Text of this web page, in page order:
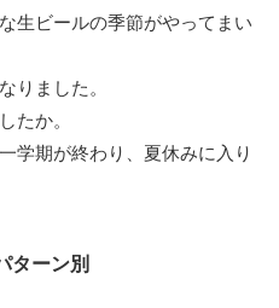
生ビールの季節がやってまい
りました。
たか。
学期が終わり、夏休みに入り
ターン別